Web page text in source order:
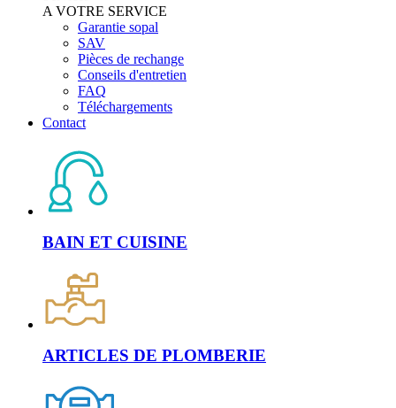
A VOTRE SERVICE
Garantie sopal
SAV
Pièces de rechange
Conseils d'entretien
FAQ
Téléchargements
Contact
BAIN ET CUISINE
ARTICLES DE PLOMBERIE